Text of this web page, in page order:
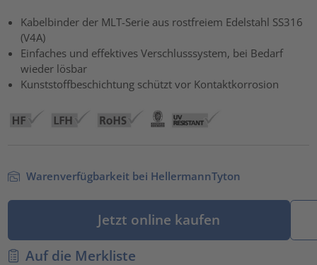
Kabelbinder der MLT-Serie aus rostfreiem Edelstahl SS316
(V4A)
Einfaches und effektives Verschlusssystem, bei Bedarf
wieder lösbar
Kunststoffbeschichtung schützt vor Kontaktkorrosion
Warenverfügbarkeit bei HellermannTyton
Jetzt online kaufen
Auf die Merkliste